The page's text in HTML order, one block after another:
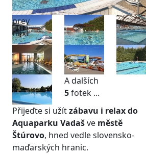
prev
next
A dalších
5fotek ...
Přijeďte si užítzábavu i relax do
Aquaparku Vadašve městě
Štúrovo, hned vedle slovensko-
maďarských hranic.